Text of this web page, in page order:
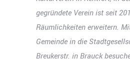
gegründete Verein ist seit
Räumlichkeiten erweitern.
Gemeinde in die
Breukerstr. in Brauck